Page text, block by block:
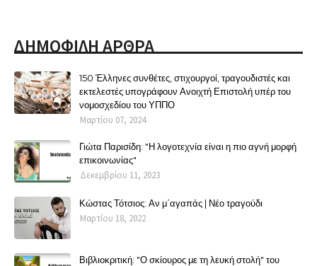
ΔΗΜΟΦΙΛΗ ΑΡΘΡΑ
150 Έλληνες συνθέτες, στιχουργοί, τραγουδιστές και
εκτελεστές υπογράφουν Ανοιχτή Επιστολή υπέρ του
νομοσχεδίου του ΥΠΠΟ
Μαρτίου 07, 2024
Γιώτα Παρισίδη: "Η λογοτεχνία είναι η πιο αγνή μορφή
επικοινωνίας"
Δεκεμβρίου 11, 2023
Κώστας Τότσιος: Αν μ΄αγαπάς | Νέο τραγούδι
Μαρτίου 18, 2022
Βιβλιοκριτική: "Ο σκίουρος με τη λευκή στολή" του